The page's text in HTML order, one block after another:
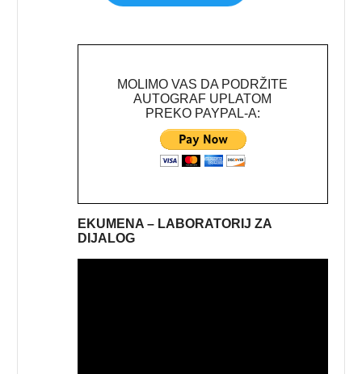
MOLIMO VAS DA PODRŽITE
AUTOGRAF UPLATOM
PREKO PAYPAL-A:
EKUMENA – LABORATORIJ ZA
DIJALOG